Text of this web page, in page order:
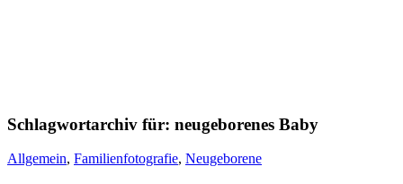
Schlagwortarchiv für: neugeborenes Baby
Allgemein, Familienfotografie, Neugeborene